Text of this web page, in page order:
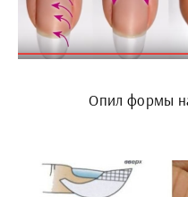
Опил формы